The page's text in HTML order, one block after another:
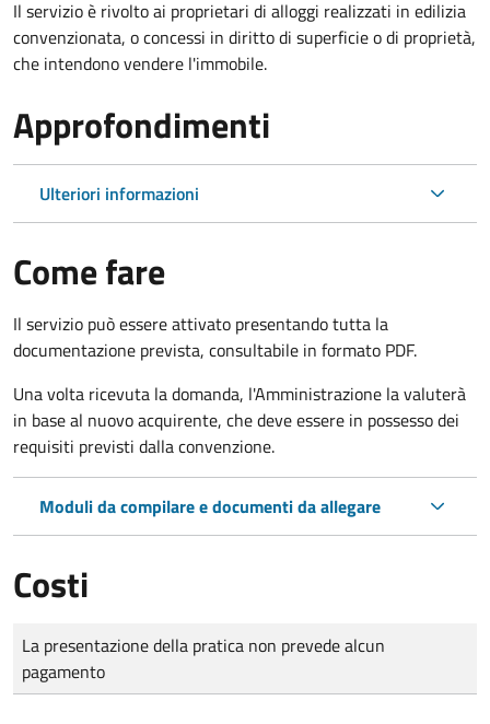
Il servizio è rivolto ai proprietari di alloggi realizzati in edilizia
convenzionata, o concessi in diritto di superficie o di proprietà,
che intendono vendere l'immobile.
Approfondimenti
Ulteriori informazioni
Come fare
Il servizio può essere attivato presentando tutta la
documentazione prevista, consultabile in formato PDF.
Una volta ricevuta la domanda, l'Amministrazione la valuterà
in base al nuovo acquirente, che deve essere in possesso dei
requisiti previsti dalla convenzione.
Moduli da compilare e documenti da allegare
Costi
Tipo di pagamento
Importo
La presentazione della pratica non prevede alcun
pagamento